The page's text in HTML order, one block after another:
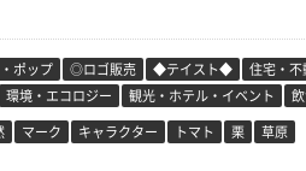
ポップ ◎ロゴ販売 ◆テイスト◆ 住宅・
環境・エコロジー 観光・ホテル・イベント
マーク キャラクター トマト 栗 草原